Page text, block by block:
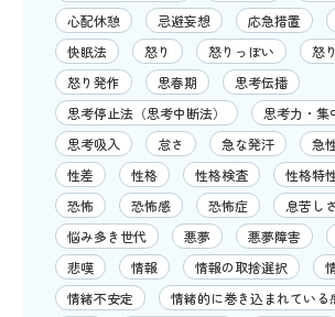
心配休憩
忌避妄想 応急措置
快眠法
怒り 怒りっぽい
怒
怒り発作
思春期
思考伝播
思考停止法（思考中断法）
思考力・集
思考吸入
怠さ 急な発汗
急
性差
性格 性格検査 性格特
恐怖
恐怖感 恐怖症
息苦しさ
悩み多き世代
悪夢 悪夢障害
悲嘆
情報 情報の取捨選択
情緒不安定
情緒的に巻き込まれている